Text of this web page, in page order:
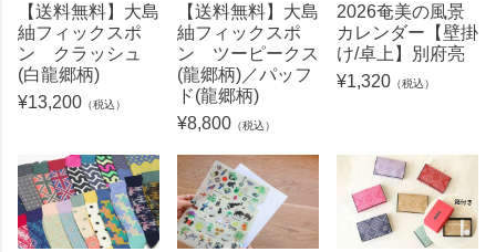
【送料無料】大島
紬フィックスポ
ン クラッシュ
(白龍郷柄)
¥13,200 （税込）
【送料無料】大島
紬フィックスポ
ン ツーピークス
(龍郷柄)／パッフ
ド(龍郷柄)
¥8,800 （税込）
2026奄美の風景
カレンダー【壁掛
け/卓上】別府亮
¥1,320 （税込）